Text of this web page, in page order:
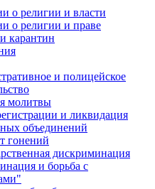
о религии и власти
о религии и праве
карантин
и полицейское
молитвы
и ликвидация
объединений
гонений
дискриминация
и борьба с